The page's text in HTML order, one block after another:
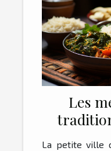
Les
La petite ville